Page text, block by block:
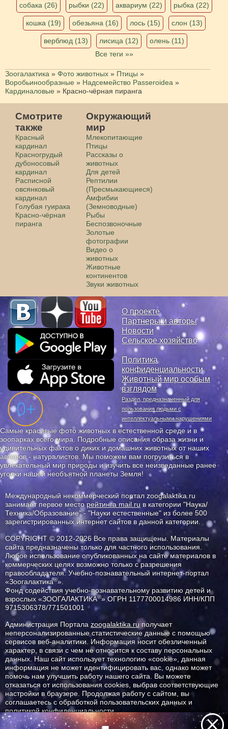
собака (26) рыбки (22) аквариум (22) рыбка (22)
кошка (19) обезьяна (16) лось (15) слон (13)
верблюд (13) лисица (12)
олень (11)
Все теги »»
Зоогалактика » Фото животных » Птицы »
Воробьинообразные » Надсемейство Passeroidea »
Кардиналовые » Красно-чёрная пиранга
Смотрите
также
Красный
кардинал
Красногрудый
дубоносовый
кардинал
Расписной
овсянковый
кардинал
Голубая гуирака
Красно-чёрная
пиранга
Окружающий
мир
Млекопитающие
Птицы
Рассказы о
животных
Для детей
Рептилии
(Пресмыкающиеся)
Амфибии
(Земноводные)
Рыбы
Беспозвоночные
Золотые
фотографии
Видео о
животных
Животные
континентов
Звуки животных
О проекте
Партнеры и авторы
Новости
Сельское хозяйство
Политика
конфиденциальности
Животный мир особым
взглядом
Раздел, предназначенный для
пользования людьми с
интеллектуальными нарушениями
Самые красивые фото животных в естественной среде и в
зоопарках всего мира. Подробные описания образа жизни и
удивительных фактов о диких и домашних животных от наших
авторов - натуралистов. Мы поможем вам погрузиться в
увлекательный мир природы и изучить все неизведанные ранее
уголки нашей необъятной планеты Земля!
Международный некоммерческий портал zoogalaktika.ru
занимает первое месторейтинга mail.ru в категории "Наука/
Техника/Образование" - "Науки естественные" из более 500
зарегистрированных интернет сайтов в данной категории.
COPYRIGHT © 2012-2026 Все права защищены. Материалы
сайта предназначены только для частного использования.
Любое использование опубликованных на сайте материалов в
коммерческих целях возможно только с разрешения
правообладателя: Учебно-познавательный интернет-портал
«Зоогалактика®».
Фонд содействия учебно-познавательному развитию детей и
взрослых «ЗООГАЛАКТИКА®» ОГРН 1177700014986 ИНН/КПП
9715306378/771501001
Администрация Портала zoogalaktika.ruполучает
неперсонализированные статистические данные с помощью
сервисов веб-аналитики. Информация носит обезличенный
характер, в связи с чем не относится к составу персональных
данных. Наш сайт использует технологию «cookie», данная
информация не может идентифицировать вас, однако может
помочь нам улучшить работу нашего сайта. Вы можете
отказаться от использования cookies, выбрав соответствующие
настройки в браузере. Продолжая работу с сайтом, вы
соглашаетесь с обработкой пользовательских данных и
политикой конфиденциальности.